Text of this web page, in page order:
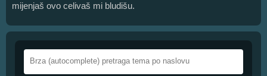
mijenjaš ovo celivaš mi bludišu.